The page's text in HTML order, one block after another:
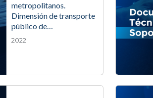
metropolitanos.
Dimensión de transporte
público de…
2022